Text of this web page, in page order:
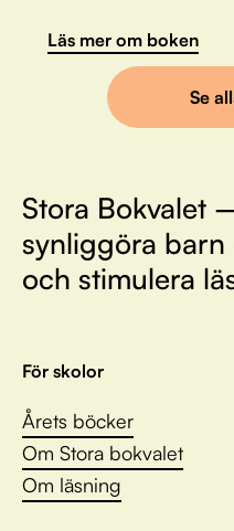
Läs mer om boken
Se
Stora Bokvalet
synliggöra
och stimulera
För skolor
Årets böcker
Om Stora bokvalet
Om läsning